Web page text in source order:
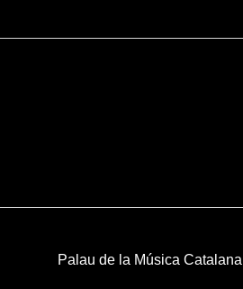
Palau de la Música Catalana